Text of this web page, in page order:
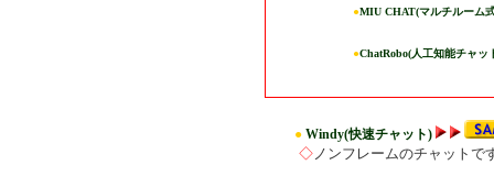
●MIU CHAT(マルチルーム
●ChatRobo(人工知能チャッ
● Windy(快速チャット)
◇ノンフレームのチャットで